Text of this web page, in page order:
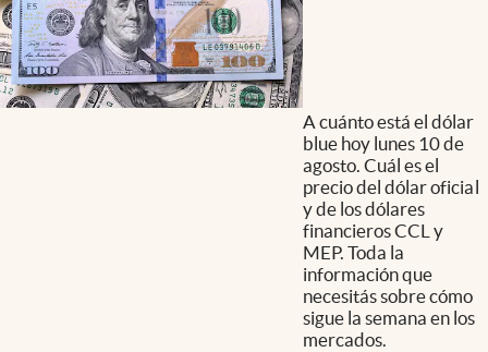
A cuánto está el dólar
blue hoy lunes 10 de
agosto. Cuál es el
precio del dólar oficial
y de los dólares
financieros CCL y
MEP. Toda la
información que
necesitás sobre cómo
sigue la semana en los
mercados.